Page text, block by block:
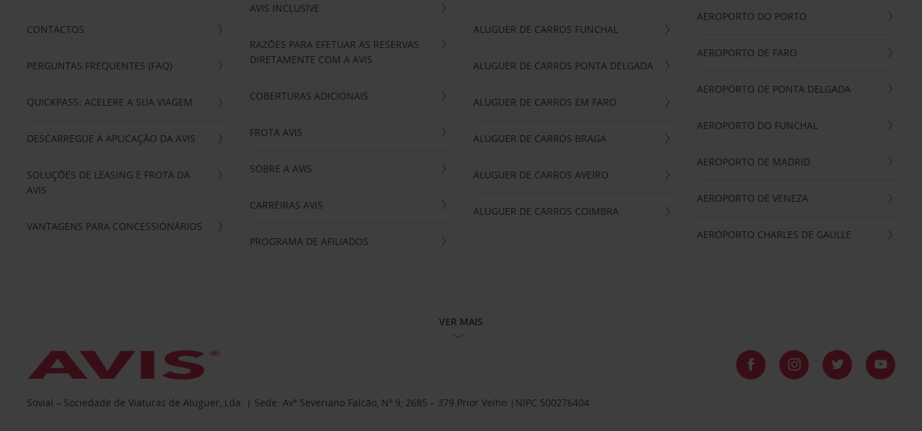
CONTACTOS
PERGUNTAS FREQUENTES (FAQ)
QUICKPASS: ACELERE A SUA VIAGEM
DESCARREGUE A APLICAÇÃO DA AVIS
SOLUÇÕES DE LEASING E FROTA DA
AVIS
VANTAGENS PARA CONCESSIONÁRIOS
AVIS INCLUSIVE
RAZÕES PARA EFETUAR AS RESERVAS
DIRETAMENTE COM A AVIS
COBERTURAS ADICIONAIS
FROTA AVIS
SOBRE A AVIS
CARREIRAS AVIS
PROGRAMA DE AFILIADOS
ALUGUER DE CARROS FUNCHAL
ALUGUER DE CARROS PONTA DELGADA
ALUGUER DE CARROS EM FARO
ALUGUER DE CARROS BRAGA
ALUGUER DE CARROS AVEIRO
ALUGUER DE CARROS COIMBRA
AEROPORTO DO PORTO
AEROPORTO DE FARO
AEROPORTO DE PONTA DELGADA
AEROPORTO DO FUNCHAL
AEROPORTO DE MADRID
AEROPORTO DE VENEZA
AEROPORTO CHARLES DE GAULLE
VER MAIS
Sovial – Sociedade de Viaturas de Aluguer, Lda. | Sede: Avª Severiano Falcão, Nº 9, 2685 – 379 Prior Velho |NIPC 500276404